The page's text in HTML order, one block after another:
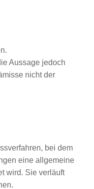
Aussage jedoch
nicht der
bei dem
eine allgemeine
wird. Sie verläuft